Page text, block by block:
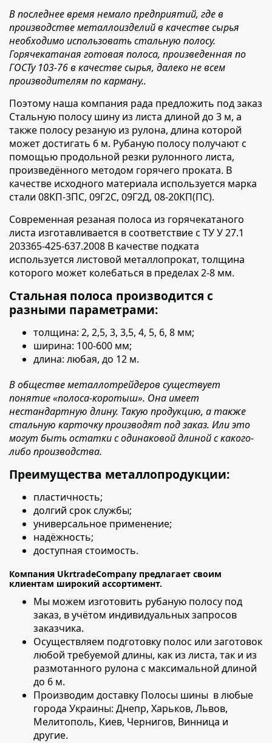
В последнее время немало предприятий, где в
производстве металлоизделий в качестве сырья
необходимо использовать стальную полосу.
Горячекатаная готовая полоса, произведенная по
ГОСТу 103-76 в качестве сырья, далеко не всем
производителям по карману..
Поэтому наша компания рада предложить под заказ
Стальную полосу шину из листа длиной до 3 м, а
также полосу резаную из рулона, длина которой
может достигать 6 м. Рубаную полосу получают с
помощью продольной резки рулонного листа,
произведённого методом горячего проката. В
качестве исходного материала используется марка
стали 08КП-3ПС, 09Г2С, 09Г2Д, 08-20КП(ПС).
Современная резаная полоса из горячекатаного
листа изготавливается в соответствие с ТУ У 27.1
203365-425-637.2008 В качестве подката
используется листовой металлопрокат, толщина
которого может колебаться в пределах 2-8 мм.
Стальная полоса производится с
разными параметрами:
толщина: 2, 2,5, 3, 3,5, 4, 5, 6, 8 мм;
ширина: 100-600 мм;
длина: любая, до 12 м.
В обществе металлотрейдеров существует
понятие «полоса-коротыш». Она имеет
нестандартную длину. Такую продукцию, а также
стальную карточку производят под заказ. Или это
могут быть остатки с одинаковой длиной с какого-
либо производства.
Преимущества металлопродукции:
пластичность;
долгий срок службы;
универсальное применение;
надёжность;
доступная стоимость.
Компания UkrtradeCompany предлагает своим
клиентам широкий ассортимент.
Мы можем изготовить рубаную полосу под
заказ, в учётом индивидуальных запросов
заказчика.
Осуществляем подготовку полос или заготовок
любой требуемой длины, как из листа, так и из
размотанного рулона с максимальной длиной
до 6 м.
Производим доставку Полосы шины в любые
города Украины: Днепр, Харьков, Львов,
Мелитополь, Киев, Чернигов, Винница и
другие.